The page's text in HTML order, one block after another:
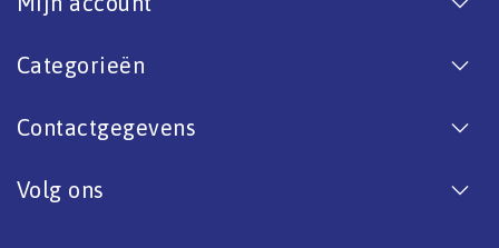
Categorieën
Contactgegevens
Volg ons